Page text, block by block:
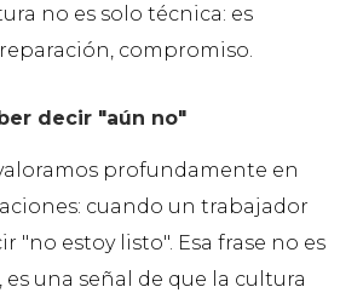
no es solo técnica: es
compromiso.
decir "aún no"
profundamente en
cuando un trabajador
"no estoy listo". Esa frase no es
una señal de que la cultura